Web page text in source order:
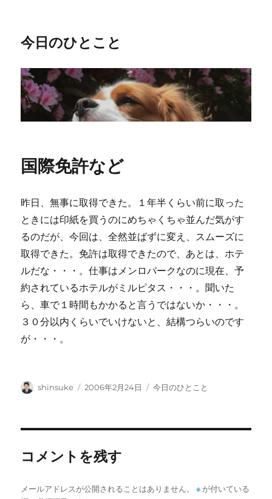
今日のひとこと
国際免許など
昨日、無事に取得できた。１年半くらい前に取った
ときには印紙を買うのにめちゃくちゃ並んだ気がす
るのだが、今回は、全然並ばずに変え、スムーズに
取得できた。免許は取得できたので、あとは、ホテ
ルだな・・・。仕事はメンロパークなのに現在、予
約されているホテルがミルピタス・・・。聞いた
ら、車で１時間もかかると言うではないか・・・。
３０分以内くらいでいけないと、結構つらいのです
が・・・。
投
shinsuke
投
2006年2月24日
カ
今日のひとこと
コメントを残す
メールアドレスが公開されることはありません。 ※が付いている